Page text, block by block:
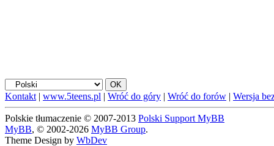
Kontakt | www.5teens.pl | Wróć do góry | Wróć do forów | Wersja
Polskie tłumaczenie © 2007-2013 Polski Support MyBB
MyBB, © 2002-2026 MyBB Group.
Theme Design by WbDev